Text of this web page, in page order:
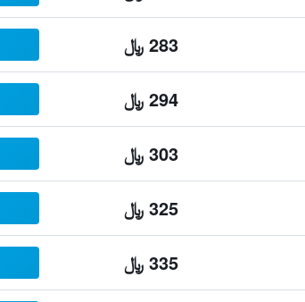
283 ﷼
294 ﷼
303 ﷼
325 ﷼
335 ﷼